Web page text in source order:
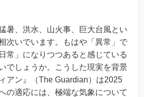
暑、洪水、山火事、巨大台風とい
次いでいます。もはや「異常」で
常」になりつつあると感じている
でしょうか。
こうした現実を背景
アン』（The Guardian）は2025
の適応には、極端な気象について